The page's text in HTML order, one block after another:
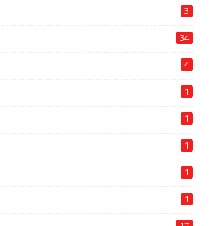
3
34
4
1
1
1
1
1